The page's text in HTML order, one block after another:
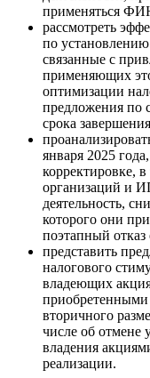
применяться
рассмотреть
по
связанные с
применяющих
оптимизации
предложения по
срока
января 2025
корректировке,
организаций и
деятельность,
которого они
поэтапный
представить
налогового
владеющих
вторичного
числе об отмене
владения
реализации.